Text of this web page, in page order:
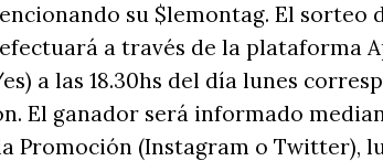
su $lemontag. El sorteo
a través de la plataforma
a las 18.30hs del día lunes
El ganador será informado
Promoción (Instagram o Twitter),